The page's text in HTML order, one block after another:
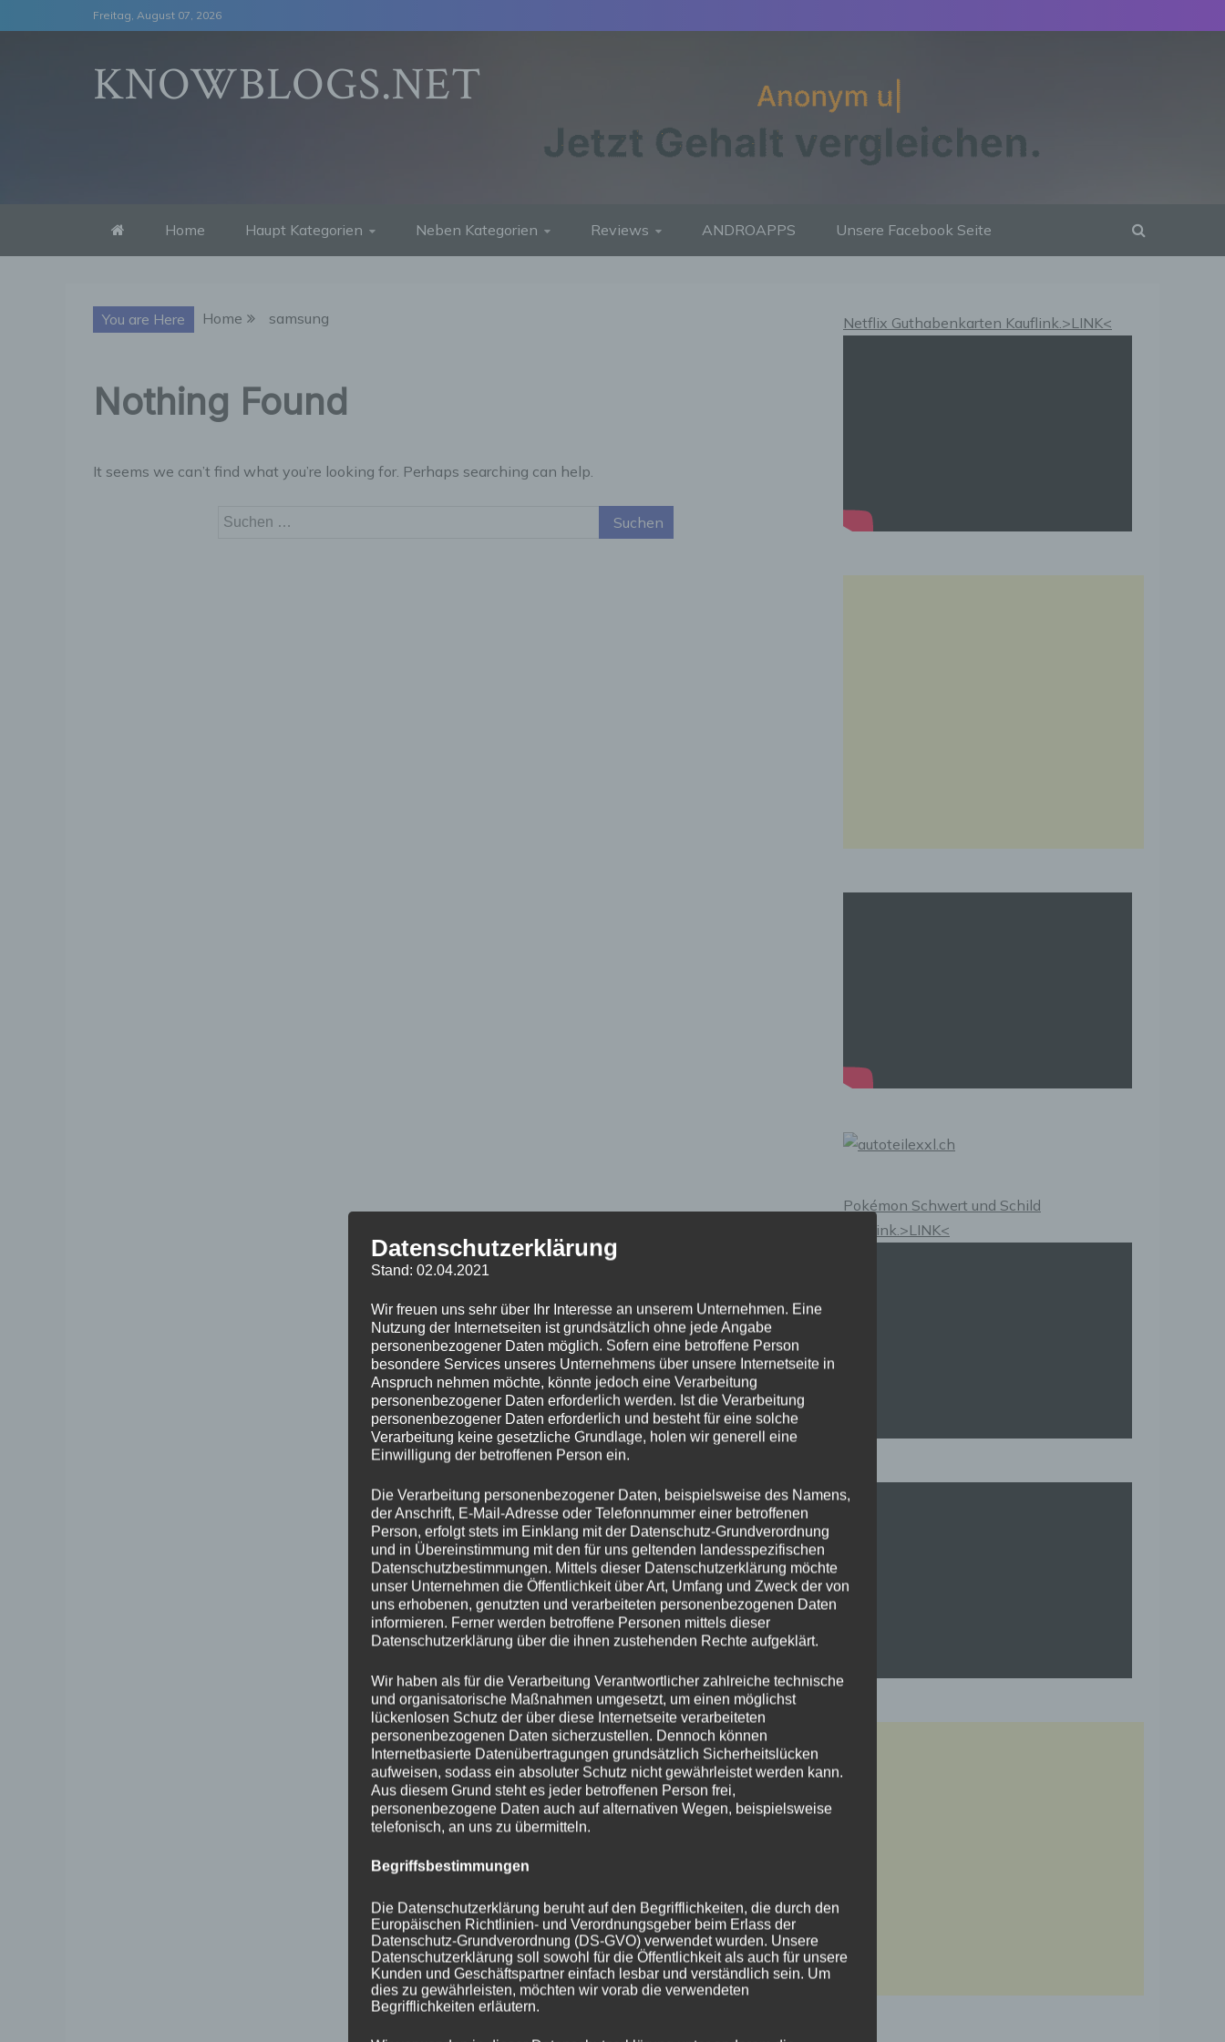
to
Freitag, August 07, 2026
KNOWBLOGS.NET
Home Haupt Kategorien Neben Kategorien Reviews ANDROAPPS Unsere Facebook Seite
You are Here Home samsung
Nothing Found
It seems we can’t find what you’re looking for. Perhaps searching can help.
Suchen
Netflix Guthabenkarten Kauflink.>LINK<
Pokémon Schwert und Schild
Kauflink.>LINK<
Datenschutzerklärung
Stand: 02.04.2021
Wir freuen uns sehr über Ihr Interesse an unserem Unternehmen. Eine
Nutzung der Internetseiten ist grundsätzlich ohne jede Angabe
personenbezogener Daten möglich. Sofern eine betroffene Person
besondere Services unseres Unternehmens über unsere Internetseite in
Anspruch nehmen möchte, könnte jedoch eine Verarbeitung
personenbezogener Daten erforderlich werden. Ist die Verarbeitung
personenbezogener Daten erforderlich und besteht für eine solche
Verarbeitung keine gesetzliche Grundlage, holen wir generell eine
Einwilligung der betroffenen Person ein.
Die Verarbeitung personenbezogener Daten, beispielsweise des Namens,
der Anschrift, E-Mail-Adresse oder Telefonnummer einer betroffenen
Person, erfolgt stets im Einklang mit der Datenschutz-Grundverordnung
und in Übereinstimmung mit den für uns geltenden landesspezifischen
Datenschutzbestimmungen. Mittels dieser Datenschutzerklärung möchte
unser Unternehmen die Öffentlichkeit über Art, Umfang und Zweck der von
uns erhobenen, genutzten und verarbeiteten personenbezogenen Daten
informieren. Ferner werden betroffene Personen mittels dieser
Datenschutzerklärung über die ihnen zustehenden Rechte aufgeklärt.
Wir haben als für die Verarbeitung Verantwortlicher zahlreiche technische
und organisatorische Maßnahmen umgesetzt, um einen möglichst
lückenlosen Schutz der über diese Internetseite verarbeiteten
personenbezogenen Daten sicherzustellen. Dennoch können
Internetbasierte Datenübertragungen grundsätzlich Sicherheitslücken
aufweisen, sodass ein absoluter Schutz nicht gewährleistet werden kann.
Aus diesem Grund steht es jeder betroffenen Person frei,
personenbezogene Daten auch auf alternativen Wegen, beispielsweise
telefonisch, an uns zu übermitteln.
Begriffsbestimmungen
Die Datenschutzerklärung beruht auf den Begrifflichkeiten, die durch den
Europäischen Richtlinien- und Verordnungsgeber beim Erlass der
Datenschutz-Grundverordnung (DS-GVO) verwendet wurden. Unsere
Datenschutzerklärung soll sowohl für die Öffentlichkeit als auch für unsere
Kunden und Geschäftspartner einfach lesbar und verständlich sein. Um
dies zu gewährleisten, möchten wir vorab die verwendeten
Begrifflichkeiten erläutern.